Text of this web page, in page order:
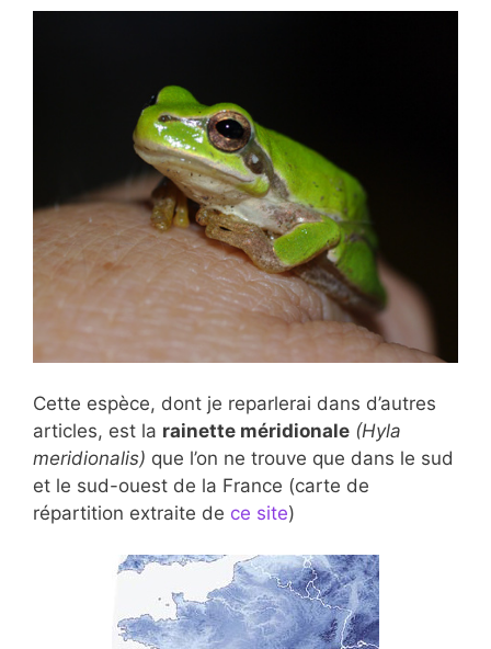
Cette espèce, dont je reparlerai dans d’autres
articles, est la rainette méridionale (Hyla
meridionalis) que l’on ne trouve que dans le sud
et le sud-ouest de la France (carte de
répartition extraite de ce site)